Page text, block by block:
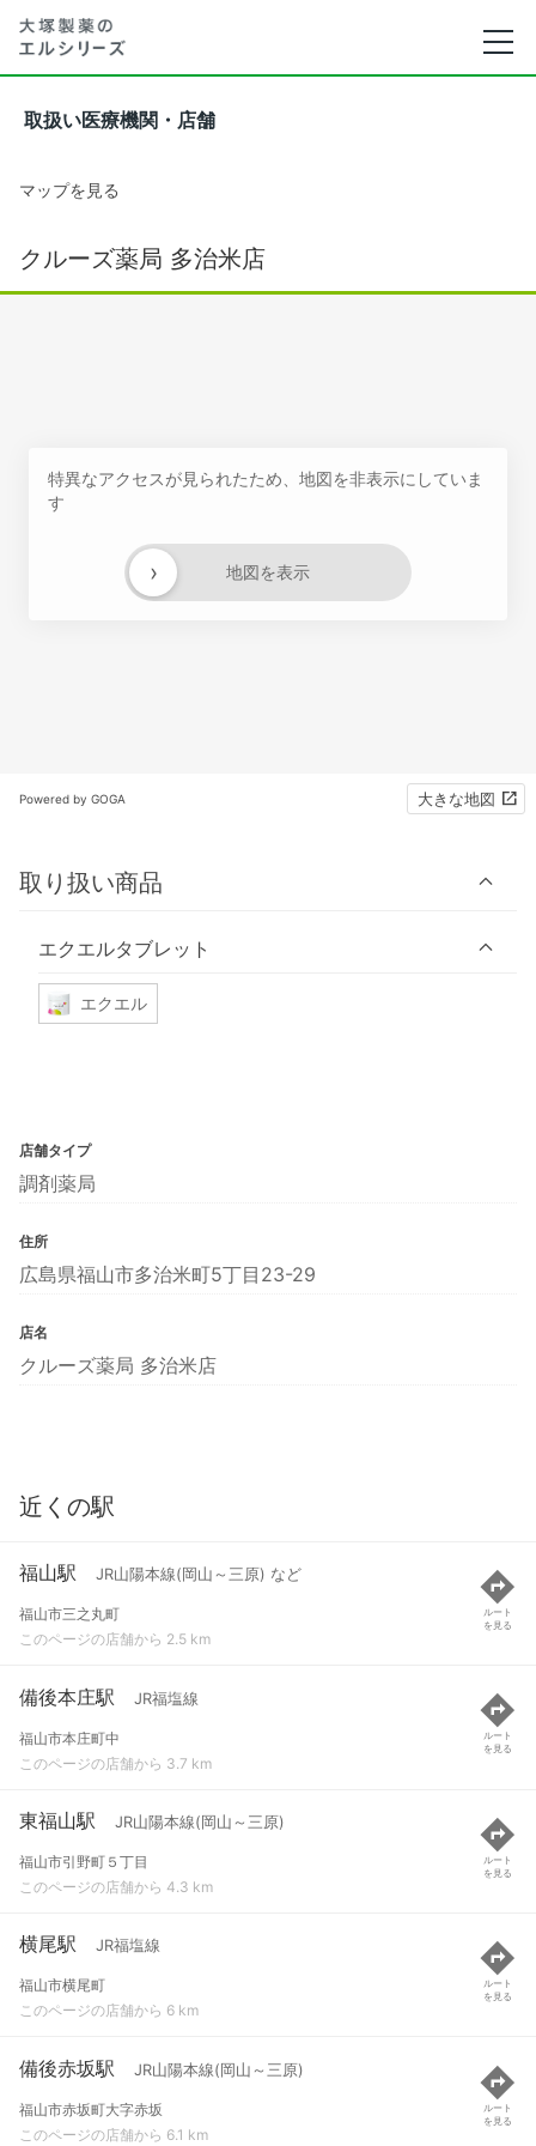
取扱い医療機関・店舗
マップを見る
クルーズ薬局 多治米店
特異なアクセスが見られたため、地図を非表示にしていま
す
地図を表示
›
Powered by GOGA 大きな地図
取り扱い商品
エクエルタブレット
エクエル
店舗タイプ
調剤薬局
住所
広島県福山市多治米町5丁目23-29
店名
クルーズ薬局 多治米店
近くの駅
福山駅 JR山陽本線(岡山～三原) など
福山市三之丸町
このページの店舗から 2.5 km
ルート
を見る
備後本庄駅 JR福塩線
福山市本庄町中
このページの店舗から 3.7 km
ルート
を見る
東福山駅 JR山陽本線(岡山～三原)
福山市引野町５丁目
このページの店舗から 4.3 km
ルート
を見る
横尾駅 JR福塩線
福山市横尾町
このページの店舗から 6 km
ルート
を見る
備後赤坂駅 JR山陽本線(岡山～三原)
福山市赤坂町大字赤坂
このページの店舗から 6.1 km
ルート
を見る